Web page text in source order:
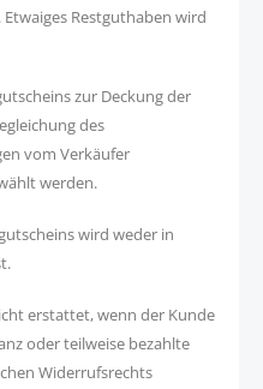
Restguthaben wird
zur Deckung der
des
vom Verkäufer
werden.
wird weder in
erstattet, wenn der Kunde
oder teilweise bezahlte
Widerrufsrechts